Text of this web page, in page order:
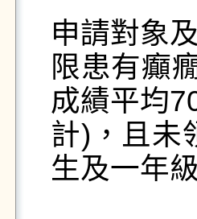
申請對象
限患有癲
成績平均
計)，且未
生及一年